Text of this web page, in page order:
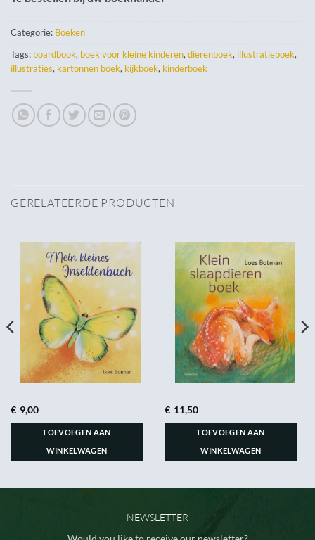
Categorie: Boeken
Tags: boardbook, boek voor kleine kinderen, dierenboek, illustratieboek,
illustraties, kartonnen boek, kijkboek, kinderboek
GERELATEERDE PRODUCTEN
€ 9,00
TOEVOEGEN AAN
WINKELWAGEN
€ 11,50
TOEVOEGEN AAN
WINKELWAGEN
NEWSLETTER